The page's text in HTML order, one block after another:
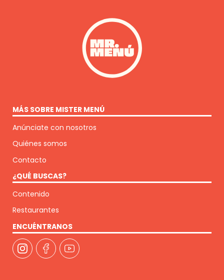
MÁS SOBRE MISTER MENÚ
Anúnciate con nosotros
Quiénes somos
Contacto
¿QUÉ BUSCAS?
Contenido
Restaurantes
ENCUÉNTRANOS